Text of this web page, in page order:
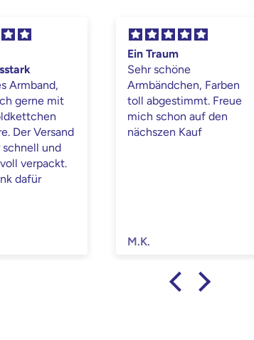
Armband,
gerne mit
Der Versand
schnell und
verpackt.
dafür
Ein Traum
Sehr schöne
Armbändchen, Farben
toll abgestimmt. Freue
mich schon auf den
nächszen Kauf
M.K.